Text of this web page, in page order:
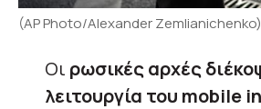
(AP Photo/Alexander Zemlianichenko)
Οι ρωσικές αρχές
λειτουργία του mobile